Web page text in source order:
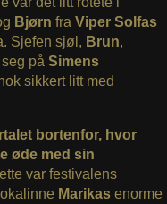
Bjørn fra Viper Solfas
Sjefen sjøl, Brun,
på Simens
sikkert litt med
bortenfor, hvor
øde med sin
var festivalens
Marikasenorme